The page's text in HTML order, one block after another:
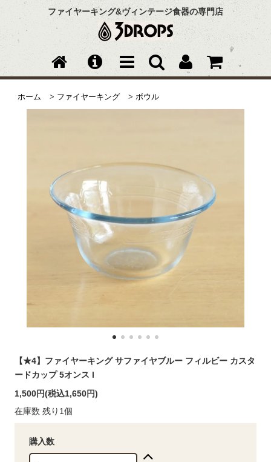
ファイヤーキング&ヴィンテージ食器の専門店
ホーム > ファイヤーキング >ボウル
【★4】ファイヤーキング サファイヤブルー フィルビー カスタ
ードカップ 5オンス l
1,500円(税込1,650円)
在庫数 残り1個
購入数